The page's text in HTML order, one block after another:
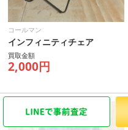
コールマン
インフィニティチェア
買取金額
2,000円